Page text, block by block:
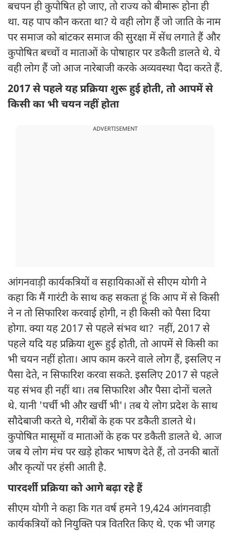
बचपन ही कुपोषित हो जाए, तो राज्य को बीमारू होना ही
था. यह पाप कौन करता था? ये वही लोग हैं जो जाति के नाम
पर समाज को बांटकर समाज की सुरक्षा में सेंध लगाते हैं और
कुपोषित बच्चों व माताओं के पोषाहार पर डकैती डालते थे. ये
वही लोग हैं जो आज नारेबाजी करके अव्यवस्था पैदा करते हैं.
2017 से पहले यह प्रक्रिया शुरू हुई होती, तो आपमें से
किसी का भी चयन नहीं होता
ADVERTISEMENT
आंगनवाड़ी कार्यकत्रियों व सहायिकाओं से सीएम योगी ने
कहा कि मैं गारंटी के साथ कह सकता हूं कि आप में से किसी
ने न तो सिफारिश करवाई होगी, न ही किसी को पैसा दिया
होगा. क्या यह 2017 से पहले संभव था? नहीं, 2017 से
पहले यदि यह प्रक्रिया शुरू हुई होती, तो आपमें से किसी का
भी चयन नहीं होता। आप काम करने वाले लोग हैं, इसलिए न
पैसा देते, न सिफारिश करवा सकते. इसलिए 2017 से पहले
यह संभव ही नहीं था। तब सिफारिश और पैसा दोनों चलते
थे. यानी 'पर्ची भी और खर्ची भी'। तब ये लोग प्रदेश के साथ
सौदेबाजी करते थे, गरीबों के हक पर डकैती डालते थे।
कुपोषित मासूमों व माताओं के हक पर डकैती डालते थे. आज
जब ये लोग मंच पर खड़े होकर भाषण देते हैं, तो उनकी बातों
और कृत्यों पर हंसी आती है.
पारदर्शी प्रक्रिया को आगे बढ़ा रहे हैं
सीएम योगी ने कहा कि गत वर्ष हमने 19,424 आंगनवाड़ी
कार्यकत्रियों को नियुक्ति पत्र वितरित किए थे. एक भी जगह